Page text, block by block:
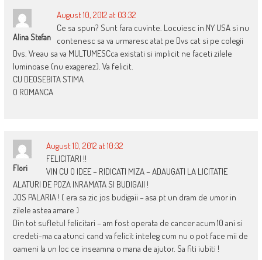
Alina Stefan
August 10, 2012 at 03:32
Ce sa spun? Sunt fara cuvinte. Locuiesc in NY USA si nu
contenesc sa va urmaresc atat pe Dvs cat si pe colegii
Dvs. Vreau sa va MULTUMESCca existati si implicit ne faceti zilele
luminoase (nu exagerez). Va felicit.
CU DEOSEBITA STIMA
O ROMANCA
Flori
August 10, 2012 at 10:32
FELICITARI !!
VIN CU O IDEE – RIDICATI MIZA – ADAUGATI LA LICITATIE
ALATURI DE POZA INRAMATA SI BUDIGAII !
JOS PALARIA ! ( era sa zic jos budigaii – asa pt un dram de umor in
zilele astea amare )
Din tot sufletul felicitari – am fost operata de cancer acum 10 ani si
credeti-ma ca atunci cand va felicit inteleg cum nu o pot face mii de
oameni la un loc ce inseamna o mana de ajutor. Sa fiti iubiti !